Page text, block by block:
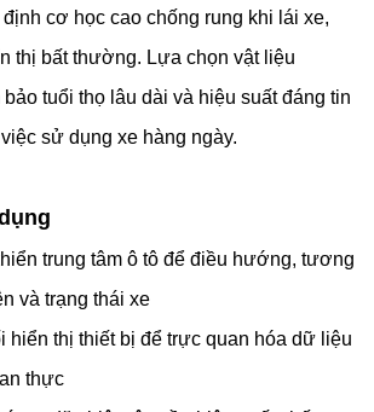
cơ học cao chống rung khi lái xe,
thị bất thường. Lựa chọn vật liệu
tuổi thọ lâu dài và hiệu suất đáng tin
sử dụng xe hàng ngày.
trung tâm ô tô để điều hướng, tương
và trạng thái xe
hiển thị thiết bị để trực quan hóa dữ liệu
thực